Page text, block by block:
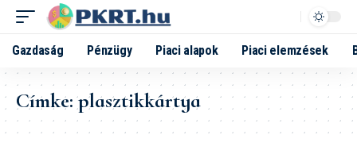
Gazdaság Pénzügy Piaci alapok Piaci elemzések
Címke:plasztikkártya